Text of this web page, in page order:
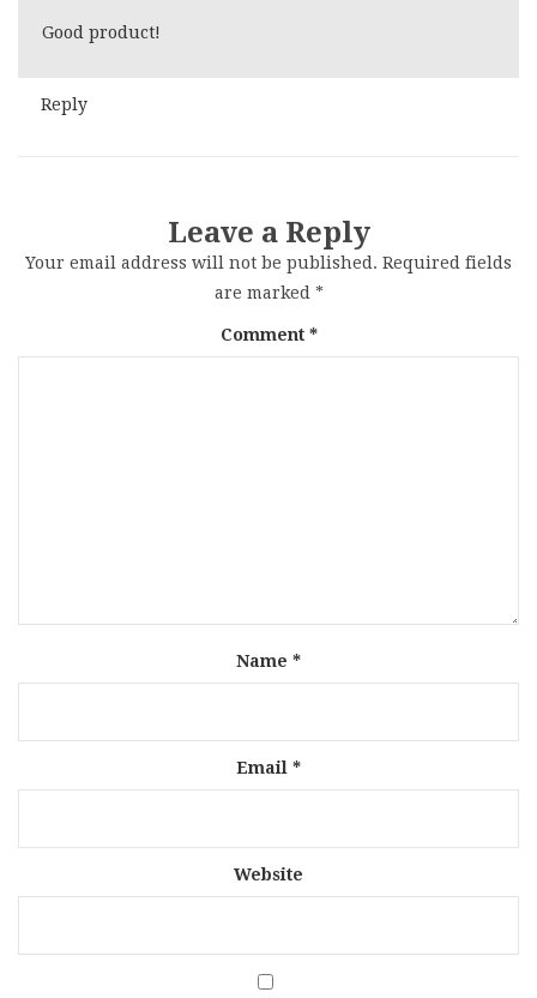
Good product!
Reply
Leave a Reply
Your email address will not be published. Required fields
are marked *
Comment *
Name *
Email *
Website